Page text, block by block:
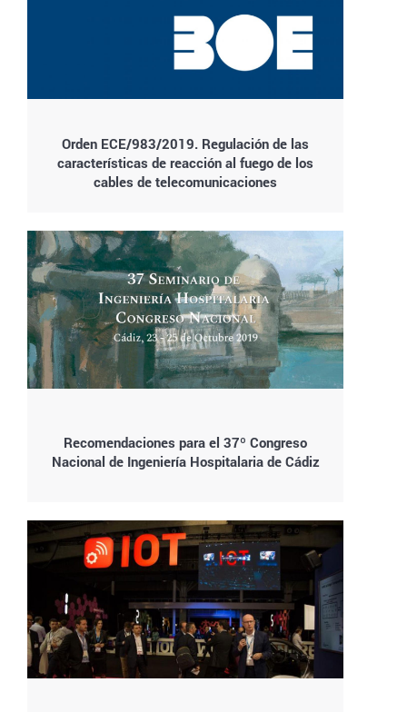
Orden ECE/983/2019. Regulación de las
características de reacción al fuego de los
cables de telecomunicaciones
Recomendaciones para el 37º Congreso
Nacional de Ingeniería Hospitalaria de Cádiz